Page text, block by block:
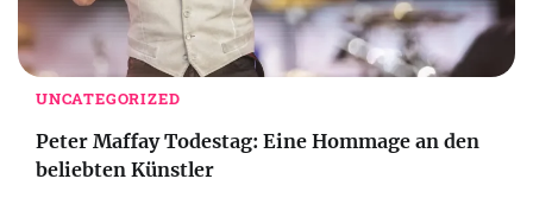
UNCATEGORIZED
Peter Maffay Todestag: Eine Hommage an den
beliebten Künstler